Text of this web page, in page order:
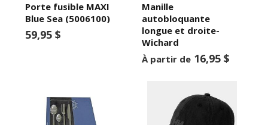
Porte fusible MAXI
Blue Sea (5006100)
59,95 $
Manille
autobloquante
longue et droite-
Wichard
À partir de 16,95 $